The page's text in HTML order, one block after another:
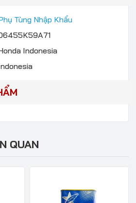
Tùng Nhập Khẩu
Indonesia
QUAN